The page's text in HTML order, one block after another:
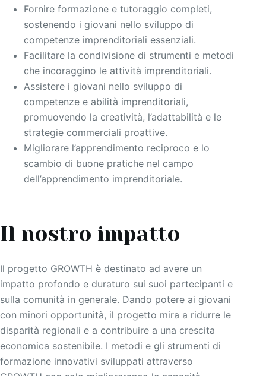
Fornire formazione e tutoraggio completi,
sostenendo i giovani nello sviluppo di
competenze imprenditoriali essenziali.
Facilitare la condivisione di strumenti e metodi
che incoraggino le attività imprenditoriali.
Assistere i giovani nello sviluppo di
competenze e abilità imprenditoriali,
promuovendo la creatività, l’adattabilità e le
strategie commerciali proattive.
Migliorare l’apprendimento reciproco e lo
scambio di buone pratiche nel campo
dell’apprendimento imprenditoriale.
Il nostro impatto
Il progetto GROWTH è destinato ad avere un
impatto profondo e duraturo sui suoi partecipanti e
sulla comunità in generale. Dando potere ai giovani
con minori opportunità, il progetto mira a ridurre le
disparità regionali e a contribuire a una crescita
economica sostenibile. I metodi e gli strumenti di
formazione innovativi sviluppati attraverso